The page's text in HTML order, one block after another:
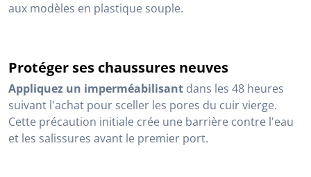
aux modèles en plastique souple.
Protéger ses chaussures neuves
Appliquez un imperméabilisant dans les 48 heures
suivant l'achat pour sceller les pores du cuir vierge.
Cette précaution initiale crée une barrière contre l'eau
et les salissures avant le premier port.